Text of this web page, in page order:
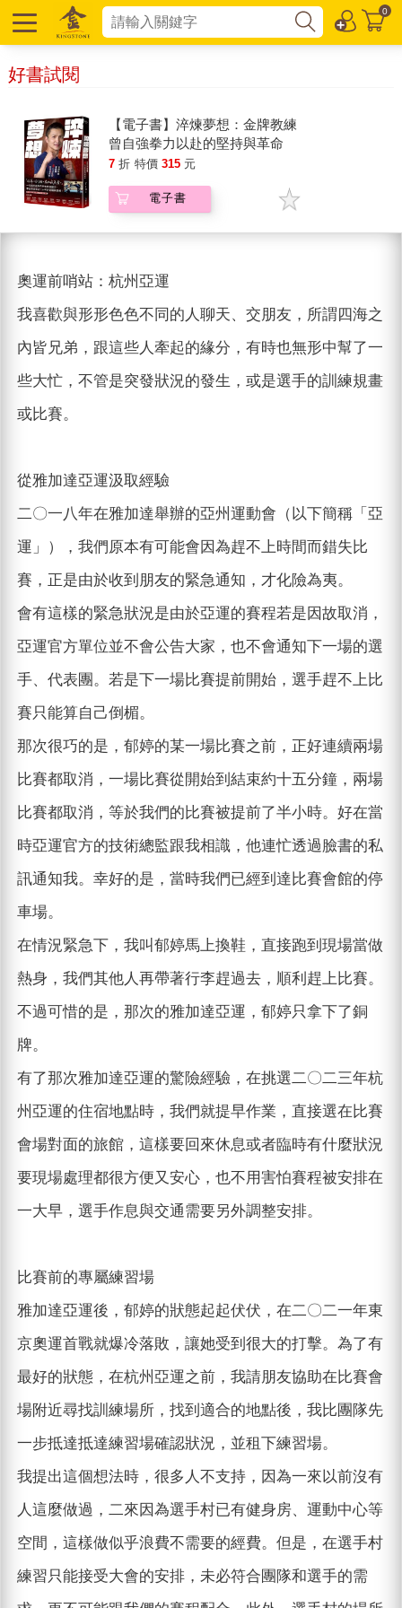
0
好書試閱
【電子書】淬煉夢想：金牌教練
曾自強拳力以赴的堅持與革命
7 折 特價 315 元
電子書
奧運前哨站：杭州亞運
我喜歡與形形色色不同的人聊天、交朋友，所謂四海之
內皆兄弟，跟這些人牽起的緣分，有時也無形中幫了一
些大忙，不管是突發狀況的發生，或是選手的訓練規畫
或比賽。
從雅加達亞運汲取經驗
二〇一八年在雅加達舉辦的亞州運動會（以下簡稱「亞
運」），我們原本有可能會因為趕不上時間而錯失比
賽，正是由於收到朋友的緊急通知，才化險為夷。
會有這樣的緊急狀況是由於亞運的賽程若是因故取消，
亞運官方單位並不會公告大家，也不會通知下一場的選
手、代表團。若是下一場比賽提前開始，選手趕不上比
賽只能算自己倒楣。
那次很巧的是，郁婷的某一場比賽之前，正好連續兩場
比賽都取消，一場比賽從開始到結束約十五分鐘，兩場
比賽都取消，等於我們的比賽被提前了半小時。好在當
時亞運官方的技術總監跟我相識，他連忙透過臉書的私
訊通知我。幸好的是，當時我們已經到達比賽會館的停
車場。
在情況緊急下，我叫郁婷馬上換鞋，直接跑到現場當做
熱身，我們其他人再帶著行李趕過去，順利趕上比賽。
不過可惜的是，那次的雅加達亞運，郁婷只拿下了銅
牌。
有了那次雅加達亞運的驚險經驗，在挑選二〇二三年杭
州亞運的住宿地點時，我們就提早作業，直接選在比賽
會場對面的旅館，這樣要回來休息或者臨時有什麼狀況
要現場處理都很方便又安心，也不用害怕賽程被安排在
一大早，選手作息與交通需要另外調整安排。
比賽前的專屬練習場
雅加達亞運後，郁婷的狀態起起伏伏，在二〇二一年東
京奧運首戰就爆冷落敗，讓她受到很大的打擊。為了有
最好的狀態，在杭州亞運之前，我請朋友協助在比賽會
場附近尋找訓練場所，找到適合的地點後，我比團隊先
一步抵達抵達練習場確認狀況，並租下練習場。
我提出這個想法時，很多人不支持，因為一來以前沒有
人這麼做過，二來因為選手村已有健身房、運動中心等
空間，這樣做似乎浪費不需要的經費。但是，在選手村
練習只能接受大會的安排，未必符合團隊和選手的需